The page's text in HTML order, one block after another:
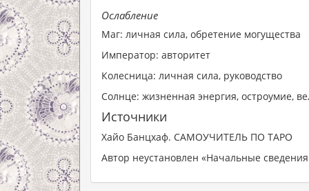
Ослабление
Маг: личная сила, обретение могущества
Император: авторитет
Колесница: личная сила, руководство
Солнце: жизненная энергия, остроумие,
Источники
Хайо Банцхаф. САМОУЧИТЕЛЬ ПО ТАРО
Автор неустановлен «Начальные